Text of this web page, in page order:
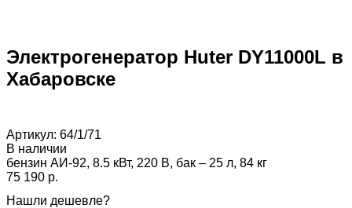
Электрогенератор Huter DY11000L в
Хабаровске
Артикул: 64/1/71
В наличии
бензин АИ-92, 8.5 кВт, 220 В, бак – 25 л, 84 кг
75 190 p.
Нашли дешевле?